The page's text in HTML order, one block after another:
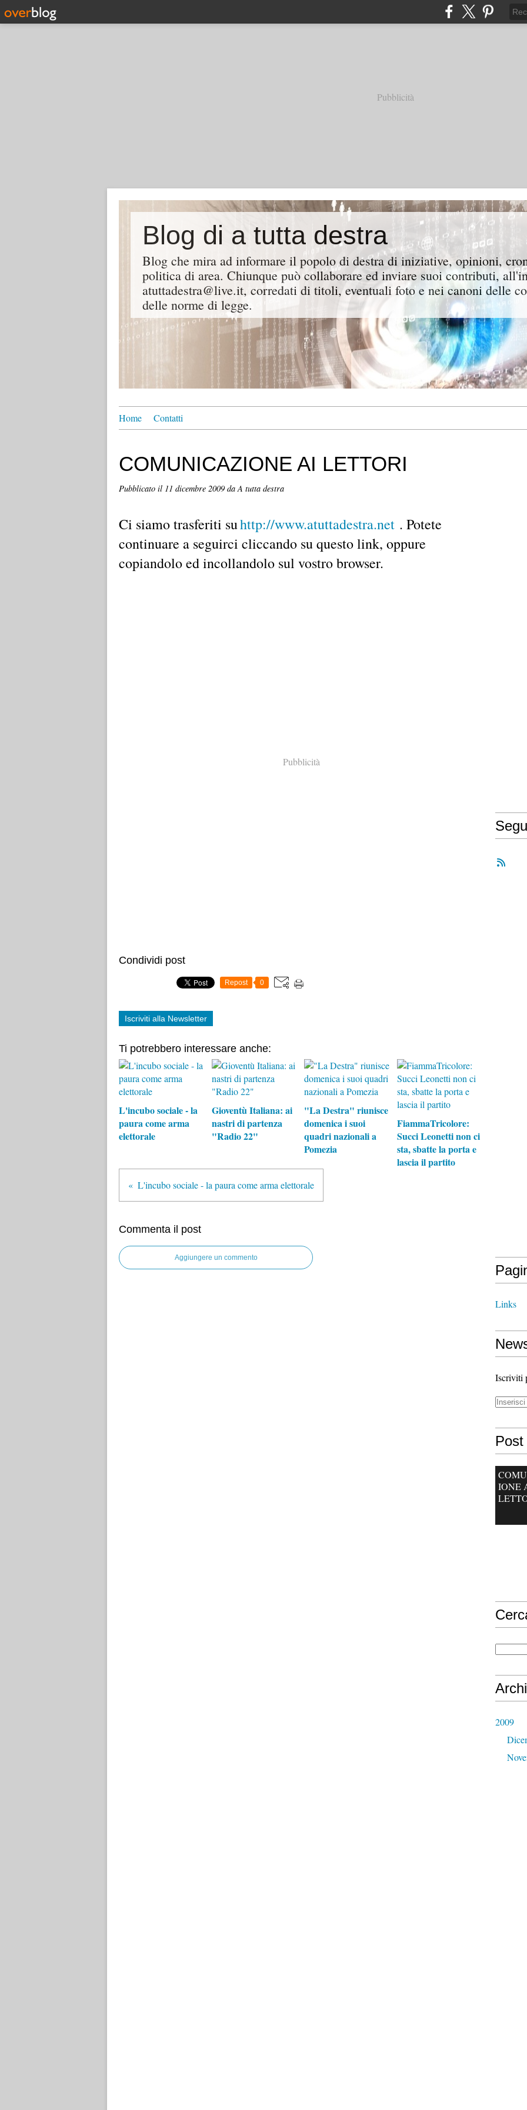
Pubblicità
Blog di a tutta destra
Blog che mira ad informare il popolo di destra di iniziative, opinioni,
politica di area. Chiunque può collaborare ed inviare suoi contributi,
atuttadestra@live.it, corredati di titoli, eventuali foto e nei canoni delle
delle norme di legge.
Home Contatti
COMUNICAZIONE AI LETTORI
Pubblicato il 11 dicembre 2009 da A tutta destra
Ci siamo trasferiti suhttp://www.atuttadestra.net . Potete
continuare a seguirci cliccando su questo link, oppure
copiandolo ed incollandolo sul vostro browser.
Pubblicità
Condividi post
Repost 0
Iscriviti alla Newsletter
Ti potrebbero interessare anche:
L'incubo sociale - la
paura come arma
elettorale
Gioventù Italiana: ai
nastri di partenza
"Radio 22"
"La Destra" riunisce
domenica i suoi
quadri nazionali a
Pomezia
FiammaTricolore:
Succi Leonetti non ci
sta, sbatte la porta e
lascia il partito
L'incubo sociale - la paura come arma elettorale
Commenta il post
Aggiungere un commento
Links
Iscriviti
IONE
2009